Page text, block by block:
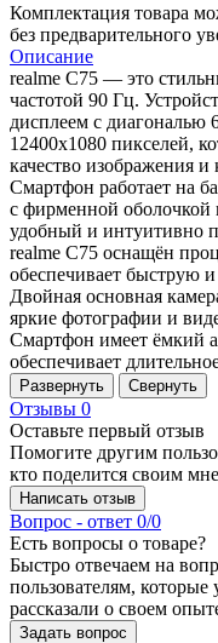
Комплектация товара
без предварительного
Описание
realme С75 — это
частотой 90 Гц.
дисплеем с
12400x1080 пикселей,
качество изображения
Смартфон работает на
с фирменной оболочкой
удобный и интуитивно
realme С75 оснащён
обеспечивает быструю
Двойная основная
яркие фотографии и
Смартфон имеет ёмкий
обеспечивает
Развернуть Свернуть
Отзывы 0
Оставьте первый отзыв
Помогите другим
кто поделится своим
Написать отзыв
Вопрос - ответ 0/0
Есть вопросы о товаре?
Быстро отвечаем на
пользователям,
рассказали о своем
Задать вопрос